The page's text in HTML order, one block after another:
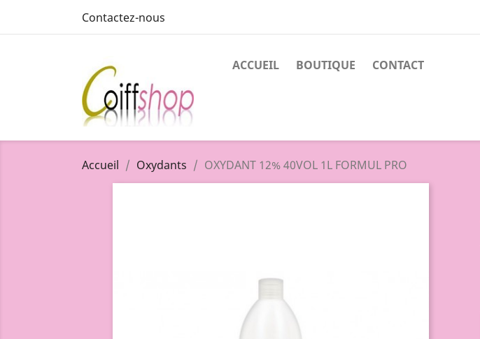
Contactez-nous
ACCUEIL BOUTIQUE CONTACT
Accueil Oxydants OXYDANT 12% 40VOL 1L FORMUL PRO